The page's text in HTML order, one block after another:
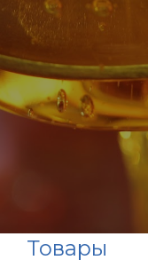
Товары